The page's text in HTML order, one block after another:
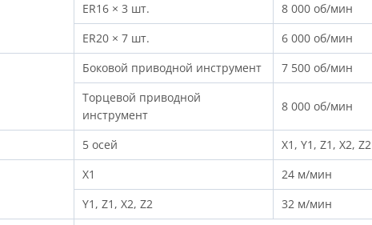
ER16 × 3 шт.
8 000 об/мин
ER20 × 7 шт.
6 000 об/мин
Боковой приводной инструмент
7 500 об/мин
Торцевой приводной
инструмент
8 000 об/мин
5 осей X1, Y1, Z1, X2, Z2
X1
24 м/мин
Y1, Z1, X2, Z2
32 м/мин